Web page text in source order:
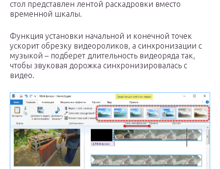
стол представлен лентой раскадровки вместо
временной шкалы.
Функция установки начальной и конечной точек
ускорит обрезку видеороликов, а синхронизации с
музыкой – подберет длительность видеоряда так,
чтобы звуковая дорожка синхронизировалась с
видео.